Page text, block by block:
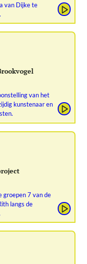
van Dijke te
van het
kunstenaar en
groepen 7 van de
langs de